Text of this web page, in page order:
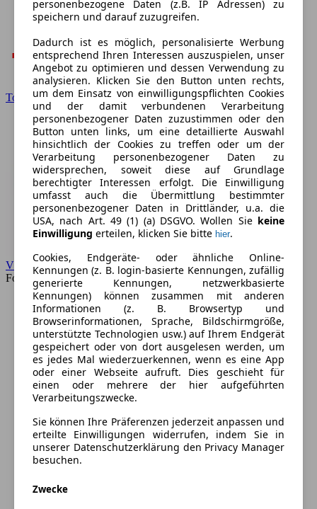
Toyota
VW
Forum
personenbezogene Daten (z.B. IP Adressen) zu
speichern und darauf zuzugreifen.
Dadurch ist es möglich, personalisierte Werbung
entsprechend Ihren Interessen auszuspielen, unser
Angebot zu optimieren und dessen Verwendung zu
analysieren. Klicken Sie den Button unten rechts,
um dem Einsatz von einwilligungspflichten Cookies
und der damit verbundenen Verarbeitung
personenbezogener Daten zuzustimmen oder den
Button unten links, um eine detaillierte Auswahl
hinsichtlich der Cookies zu treffen oder um der
Verarbeitung personenbezogener Daten zu
widersprechen, soweit diese auf Grundlage
berechtigter Interessen erfolgt. Die Einwilligung
umfasst auch die Übermittlung bestimmter
personenbezogener Daten in Drittländer, u.a. die
USA, nach Art. 49 (1) (a) DSGVO. Wollen Sie keine
Einwilligung erteilen, klicken Sie bitte hier.
Cookies, Endgeräte- oder ähnliche Online-
Kennungen (z. B. login-basierte Kennungen, zufällig
generierte Kennungen, netzwerkbasierte
Kennungen) können zusammen mit anderen
Informationen (z. B. Browsertyp und
Browserinformationen, Sprache, Bildschirmgröße,
unterstützte Technologien usw.) auf Ihrem Endgerät
gespeichert oder von dort ausgelesen werden, um
es jedes Mal wiederzuerkennen, wenn es eine App
oder einer Webseite aufruft. Dies geschieht für
einen oder mehrere der hier aufgeführten
Verarbeitungszwecke.
Sie können Ihre Präferenzen jederzeit anpassen und
erteilte Einwilligungen widerrufen, indem Sie in
unserer Datenschutzerklärung den Privacy Manager
besuchen.
Zwecke